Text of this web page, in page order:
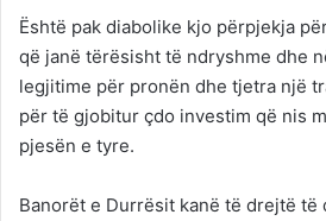
Është pak diabolike kjo përpjekja
që janë tërësisht të ndryshme dhe
legjitime për pronën dhe tjetra një
për të gjobitur çdo investim që nis
pjesën e tyre.
Banorët e Durrësit kanë të drejtë të